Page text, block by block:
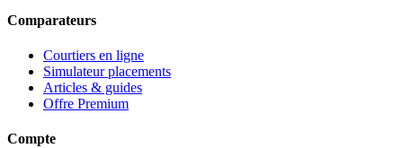
Comparateurs
Courtiers en ligne
Simulateur placements
Articles & guides
Offre Premium
Compte